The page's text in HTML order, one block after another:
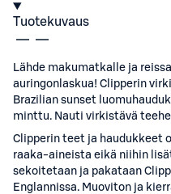
Tuotekuvaus
Lähde makumatkalle ja
auringonlaskua! Clipperin
Brazilian sunset
minttu. Nauti virkistävä
Clipperin teet ja haudukkeet
raaka-aineista eikä niihin
sekoitetaan ja pakataan
Englannissa. Muoviton ja